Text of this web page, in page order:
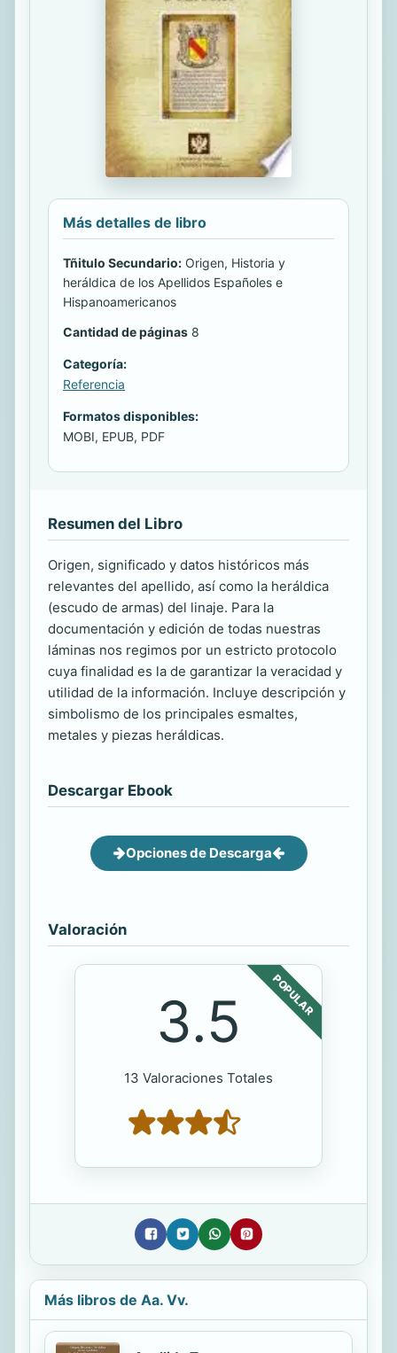
Más detalles de libro
Tñitulo Secundario: Origen, Historia y
heráldica de los Apellidos Españoles e
Hispanoamericanos
Cantidad de páginas 8
Categoría:
Referencia
Formatos disponibles:
MOBI, EPUB, PDF
Resumen del Libro
Origen, significado y datos históricos más
relevantes del apellido, así como la heráldica
(escudo de armas) del linaje. Para la
documentación y edición de todas nuestras
láminas nos regimos por un estricto protocolo
cuya finalidad es la de garantizar la veracidad y
utilidad de la información. Incluye descripción y
simbolismo de los principales esmaltes,
metales y piezas heráldicas.
Descargar Ebook
Opciones de Descarga
Valoración
POPULAR
3.5
13 Valoraciones Totales
Más libros de Aa. Vv.